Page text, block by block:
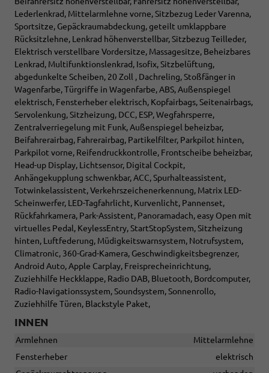
Lederlenkrad, Mittelarmlehne vorne, Sitzbezug Leder Varenna,
Sportsitze, Gepäckraumabdeckung, geteilt umklappbare
Rücksitzlehne, Lenkrad höhenverstellbar, Sitzbezug Teilleder,
Elektrisch verstellbare Vordersitze, Massagesitze, Beheizbares
Lenkrad, Multifunktionslenkrad, Isofix, Sitzbelüftung,
abgedunkelte Scheiben, 20 Zoll , Dachreling, Stoßfänger in
Wagenfarbe, Türgriffe in Wagenfarbe, ABS, Außenspiegel
elektrisch, Fensterheber elektrisch, Kopfairbags, Seitenairbags,
Servolenkung, Sitzheizung, DCC, ESP, Wegfahrsperre,
Zentralverriegelung mit Funk, Außenspiegel beheizbar,
Beifahrerairbag, Fahrerairbag, Partikelfilter, Parkpilot hinten,
Parkpilot vorne, Reifendruckkontrolle, Frontscheibe beheizbar,
Head-up Display, Lichtsensor, Digital Cockpit,
Anhängekupplung schwenkbar, ACC, Spurhalteassistent,
Totwinkelassistent, Verkehrszeichenerkennung, Matrix LED-
Scheinwerfer, LED-Tagfahrlicht, Kurvenlicht, Pannenset,
Rückfahrkamera, Park-Assistent, Panoramadach, easy Open mit
virtuelles Pedal, KeylessEntry, StartStopSystem, Sitzheizung
hinten, Luftfederung, Müdigkeitswarnsystem, Notrufsystem,
Climatronic, 360-Grad-Kamera, Geschwindigkeitsbegrenzer,
Android Auto, Apple Carplay, Freisprecheinrichtung,
Zuziehhilfe Heckklappe, Radio DAB, Bluetooth, Bordcomputer,
Radio-Navigationssystem, Soundsystem, Sonnenrollo,
Zuziehhilfe Türen, Blackstyle Paket,
INNEN
Armlehnen
Mittelarmlehne
Fensterheber
elektrisch